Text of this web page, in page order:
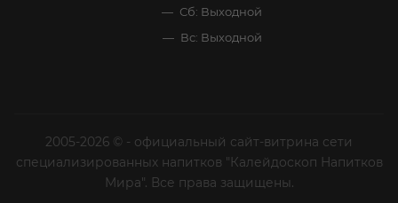
Сб: Выходной
Вс: Выходной
2005-2026 © - официальный сайт-витрина сети
специализированных напитков "Калейдоскоп Напитков
Мира". Все права защищены.